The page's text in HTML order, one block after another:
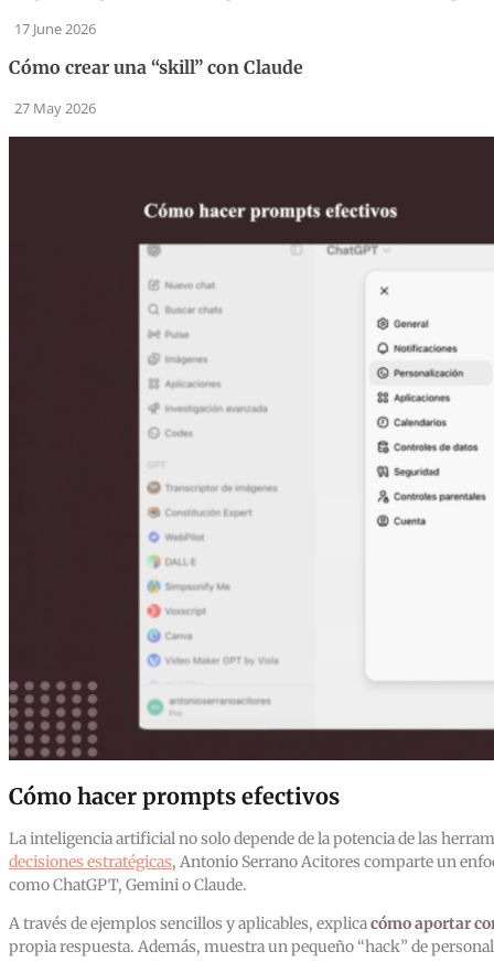
Cómo hacer prompts efectivos
La inteligencia artificial no solo depende de la potencia de las
decisiones estratégicas, Antonio Serrano Acitores comparte un
como ChatGPT, Gemini o Claude.
A través de ejemplos sencillos y aplicables, explicacómo aportar
propia respuesta. Además, muestra un pequeño “hack” de
17 June 2026
Cómo crear una “skill” con Claude
27 May 2026